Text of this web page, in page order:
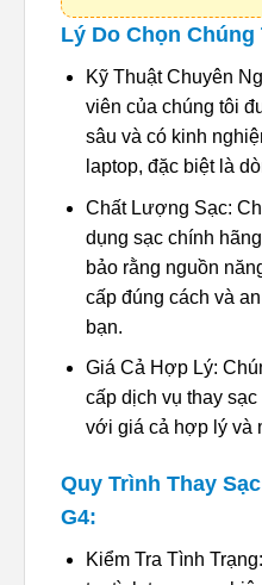
Lý Do Chọn Chúng
Kỹ Thuật Chuyên
viên của chúng tôi
sâu và có kinh
laptop, đặc biệt là
Chất Lượng Sạc:
dụng sạc chính
bảo rằng nguồn
cấp đúng cách và
bạn.
Giá Cả Hợp Lý:
cấp dịch vụ thay
với giá cả hợp lý và
Quy Trình Thay
G4:
Kiểm Tra Tình